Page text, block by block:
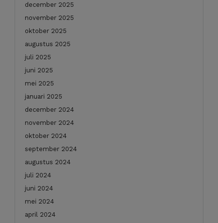
december 2025
november 2025
oktober 2025
augustus 2025
juli 2025
juni 2025
mei 2025
januari 2025
december 2024
november 2024
oktober 2024
september 2024
augustus 2024
juli 2024
juni 2024
mei 2024
april 2024